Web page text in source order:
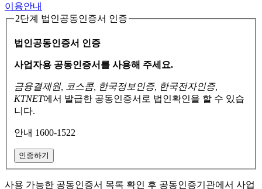
이용안내
2단계 법인공동인증서 인증
법인공동인증서 인증
사업자용 공동인증서를 사용해 주세요.
금융결제원, 코스콤, 한국정보인증, 한국전자인증,
KTNET에서 발급한 공동인증서로 법인확인을 할 수 있습
니다.
안내 1600-1522
인증하기
사용 가능한 공동인증서 목록 확인 후 공동인증기관에서 사업